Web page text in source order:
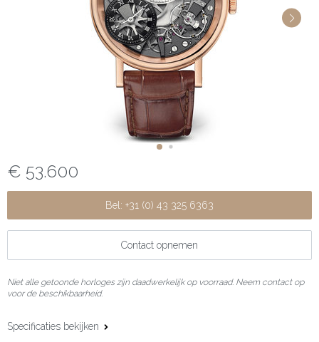
€ 53.600
Bel: +31 (0) 43 325 6363
Contact opnemen
Niet alle getoonde horloges zijn daadwerkelijk op voorraad. Neem contact op
voor de beschikbaarheid.
Specificaties bekijken